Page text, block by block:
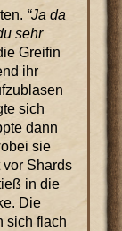
“Ja da
sehr
Greifin
ihr
sich
dann
sie
Shards
in die
Die
sich flach